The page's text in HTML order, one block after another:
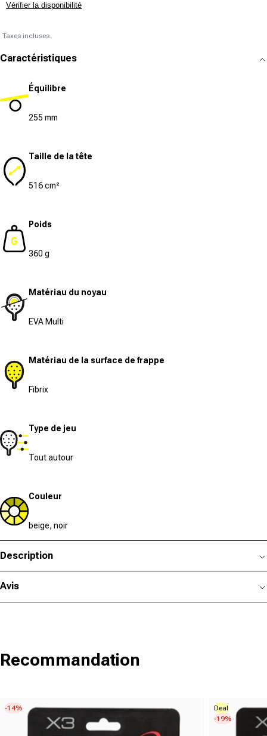
Vérifier la disponibilité
Taxes incluses.
Caractéristiques
Équilibre
255 mm
Taille de la tête
516 cm²
Poids
360 g
Matériau du noyau
EVA Multi
Matériau de la surface de frappe
Fibrix
Type de jeu
Tout autour
Couleur
beige, noir
Description
Avis
Recommandation
-14%
Deal
-19%